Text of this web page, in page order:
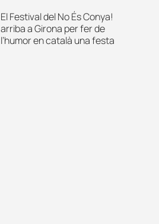
El Festival del No És Conya!
arriba a Girona per fer de
l’humor en català una festa